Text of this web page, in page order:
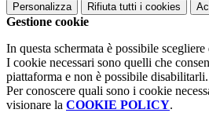
Personalizza Rifiuta tutti i cookies
Gestione cookie
In questa schermata è possibile
I cookie necessari sono quelli che
piattaforma e non è possibile disabilitarli.
Per conoscere quali sono i cookie
visionare la COOKIE POLICY.